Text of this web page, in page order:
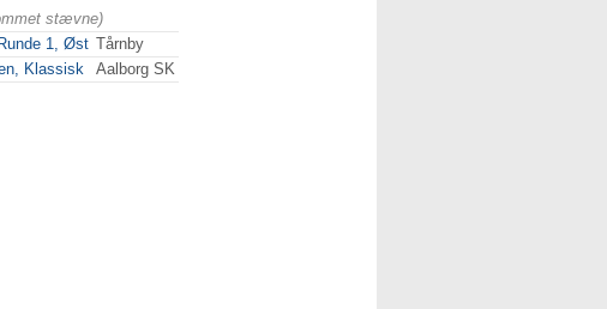
stævne)
1, Øst Tårnby
Klassisk Aalborg SK